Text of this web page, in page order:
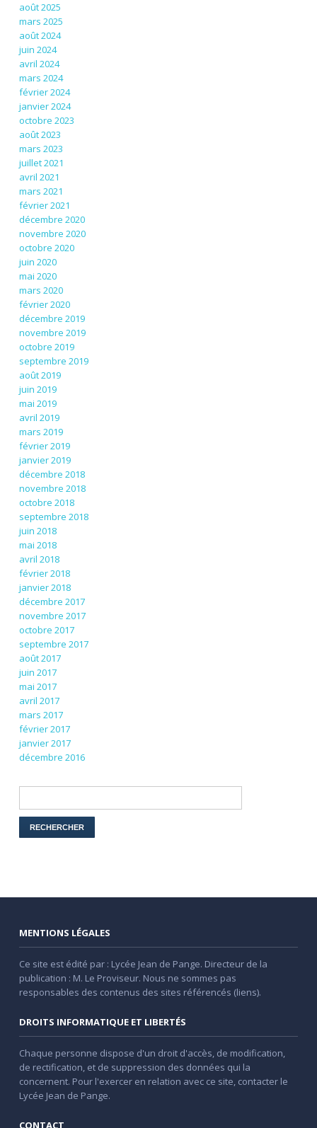
août 2025
mars 2025
août 2024
juin 2024
avril 2024
mars 2024
février 2024
janvier 2024
octobre 2023
août 2023
mars 2023
juillet 2021
avril 2021
mars 2021
février 2021
décembre 2020
novembre 2020
octobre 2020
juin 2020
mai 2020
mars 2020
février 2020
décembre 2019
novembre 2019
octobre 2019
septembre 2019
août 2019
juin 2019
mai 2019
avril 2019
mars 2019
février 2019
janvier 2019
décembre 2018
novembre 2018
octobre 2018
septembre 2018
juin 2018
mai 2018
avril 2018
février 2018
janvier 2018
décembre 2017
novembre 2017
octobre 2017
septembre 2017
août 2017
juin 2017
mai 2017
avril 2017
mars 2017
février 2017
janvier 2017
décembre 2016
MENTIONS LÉGALES
Ce site est édité par : Lycée Jean de Pange. Directeur de la
publication : M. Le Proviseur. Nous ne sommes pas
responsables des contenus des sites référencés (liens).
DROITS INFORMATIQUE ET LIBERTÉS
Chaque personne dispose d'un droit d'accès, de modification,
de rectification, et de suppression des données qui la
concernent. Pour l'exercer en relation avec ce site, contacter le
Lycée Jean de Pange.
CONTACT